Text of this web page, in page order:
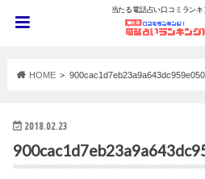
当たる電話占い口コミランキ
HOME
2018.02.23